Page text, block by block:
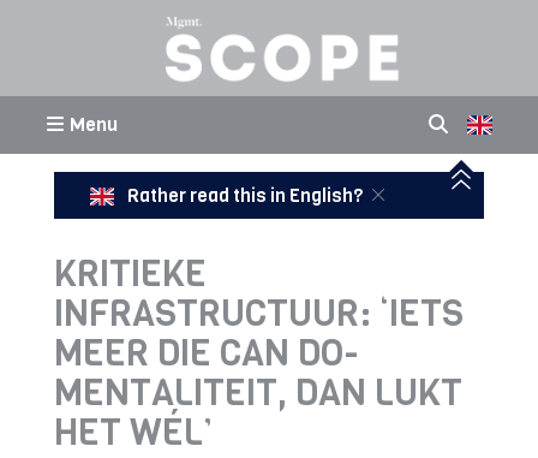
Menu
Rather read this in English?
KRITIEKE
INFRASTRUCTUUR: ‘IETS
MEER DIE CAN DO-
MENTALITEIT, DAN LUKT
HET WÉL’